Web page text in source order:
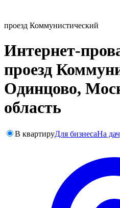
проезд Коммунистический
Интернет-
проезд
Одинцово,
область
В квартируДля бизнесаНа